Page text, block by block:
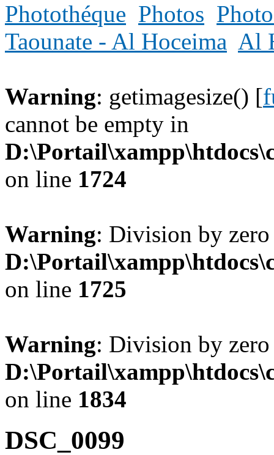
Photothéque Photos
Taounate - Al Hoceima Al
Warning: getimagesize() [
cannot be empty in
on line 1724
Warning: Division by
on line 1725
Warning: Division by
on line 1834
DSC_0099